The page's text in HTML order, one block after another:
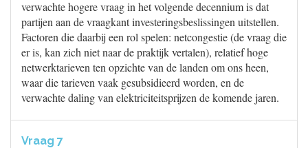
verwachte hogere vraag in het volgende decennium is dat
partijen aan de vraagkant investeringsbeslissingen uitstellen.
Factoren die daarbij een rol spelen: netcongestie (de vraag die
er is, kan zich niet naar de praktijk vertalen), relatief hoge
netwerktarieven ten opzichte van de landen om ons heen,
waar die tarieven vaak gesubsidieerd worden, en de
verwachte daling van elektriciteitsprijzen de komende jaren.
Vraag 7